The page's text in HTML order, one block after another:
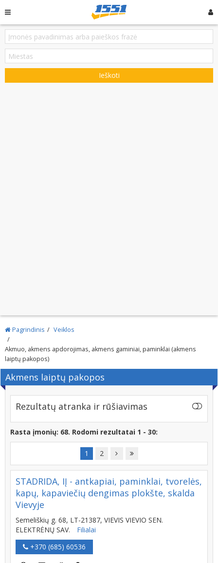
Ieškoti
Pagrindinis Veiklos
Akmuo, akmens apdorojimas, akmens gaminiai, paminklai (akmens
laiptų pakopos)
Akmens laiptų pakopos
Rezultatų atranka ir rūšiavimas
Rasta įmonių: 68. Rodomi rezultatai 1 - 30:
1 2
STADRIDA, IĮ - antkapiai, paminklai, tvorelės,
kapų, kapaviečių dengimas plokšte, skalda
Vievyje
Semeliškių g. 68, LT-21387, VIEVIS VIEVIO SEN.
ELEKTRĖNŲ SAV.
Filialai
+370 (685) 60536